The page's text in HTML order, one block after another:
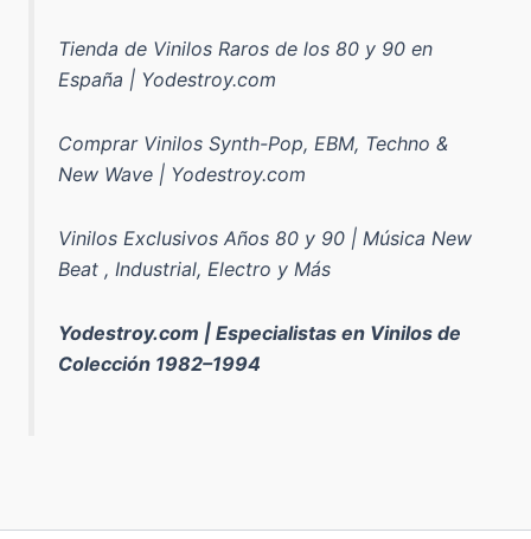
Tienda de Vinilos Raros de los 80 y 90 en
España | Yodestroy.com
Comprar Vinilos Synth-Pop, EBM, Techno &
New Wave | Yodestroy.com
Vinilos Exclusivos Años 80 y 90 | Música New
Beat , Industrial, Electro y Más
Yodestroy.com | Especialistas en Vinilos de
Colección 1982–1994